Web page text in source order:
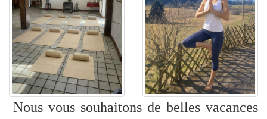
Nous vous souhaitons de belles vacances